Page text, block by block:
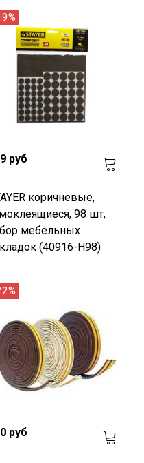
руб
коричневые,
98 шт,
мебельных
(40916-H98)
руб